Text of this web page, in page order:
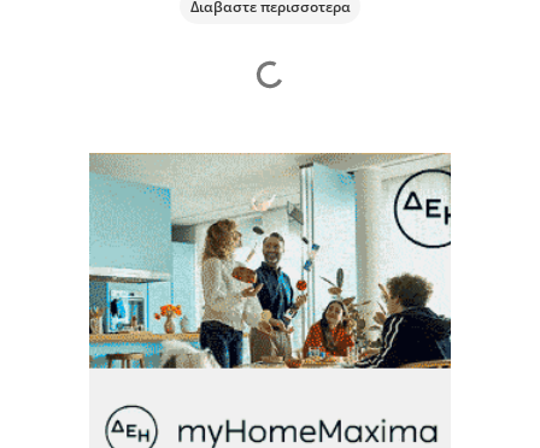
Διαβαστε περισσοτερα